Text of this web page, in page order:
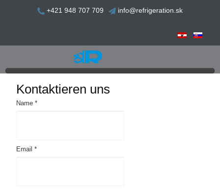
+421 948 707 709 info@refrigeration.sk
Kontaktieren uns
Name *
Email *